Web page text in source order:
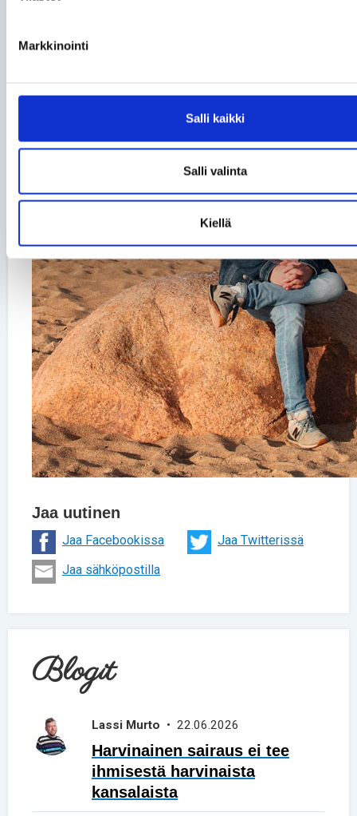
Markkinointi
Salli kaikki
Salli valinta
Kiellä
Jaa uutinen
Jaa Facebookissa
Jaa Twitterissä
Jaa sähköpostilla
Blogit
Lassi Murto • 22.06.2026
Harvinainen sairaus ei tee
ihmisestä harvinaista
kansalaista